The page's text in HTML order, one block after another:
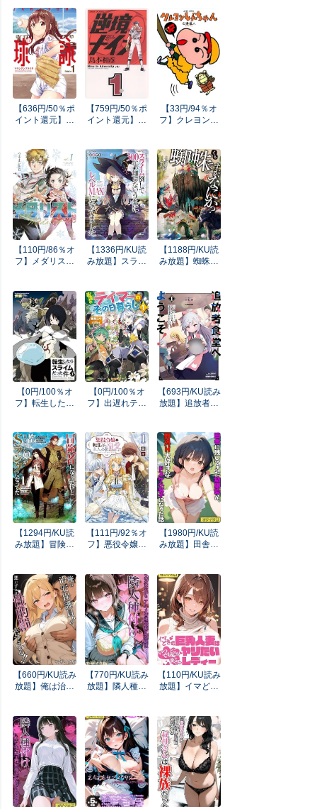
【636円/50％ポ
イント還元】球
ミックス)
【759円/50％ポ
イント還元】逆
ミックス)
【33円/94％オ
フ】クレヨンし
ックス)
【110円/86％オ
フ】メダリスト
ス)
【1336円/KU読
み放題】スライ
ちにレベルＭＡ
Ｘになってまし
た (GAノベル)
【1188円/KU読
み放題】蜘蛛で
BOOKS)
【0円/100％オ
フ】転生したら
ズ)
【0円/100％オ
フ】出遅れテイ
ルズ)
【693円/KU読み
放題】追放者食
ティーを追放さ
れた料理人は、
冒険者食堂を開
きます！～ (ガ
ルドコミックス)
【1294円/KU読
み放題】冒険者
がSランクにな
ってた 1 (アー
ス・スターノベ
ル)
【111円/92％オ
フ】悪役令嬢に
も溺愛されてる
みたいです1 (サ
ーガフォレスト)
【1980円/KU読
み放題】田舎に
好きなドスケベ
女子になった話
モザイク版 (あ
いラビ(R))
【660円/KU読み
放題】俺は治安
与える！！ モザ
イク版 (あいラ
ビ(R))
【770円/KU読み
放題】隣人種付
迎える絶頂～ モ
ザイク版 隣人種
付け モザイク版
(あいラビ(R))
【110円/KU読み
放題】イマどき
とでも！！！ヤ
リたいレディー
モザイク版 (あ
いラビ(R))